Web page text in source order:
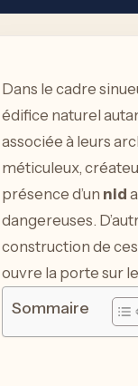
Dans le cadre
édifice naturel
associée à leurs
méticuleux,
présence d’un nid
dangereuses.
construction de
ouvre la porte sur
Sommaire